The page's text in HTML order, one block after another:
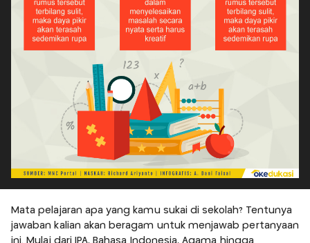
Mata pelajaran apa yang kamu sukai di sekolah? Tentunya
jawaban kalian akan beragam untuk menjawab pertanyaan
ini. Mulai dari IPA, Bahasa Indonesia, Agama hingga